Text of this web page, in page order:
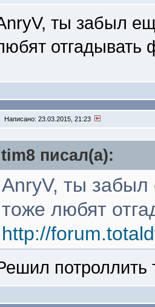
ты забыл
Написано: 23.03.2015, 21:23
tim8 писал(a):
AnryV, ты
тоже любят
http://